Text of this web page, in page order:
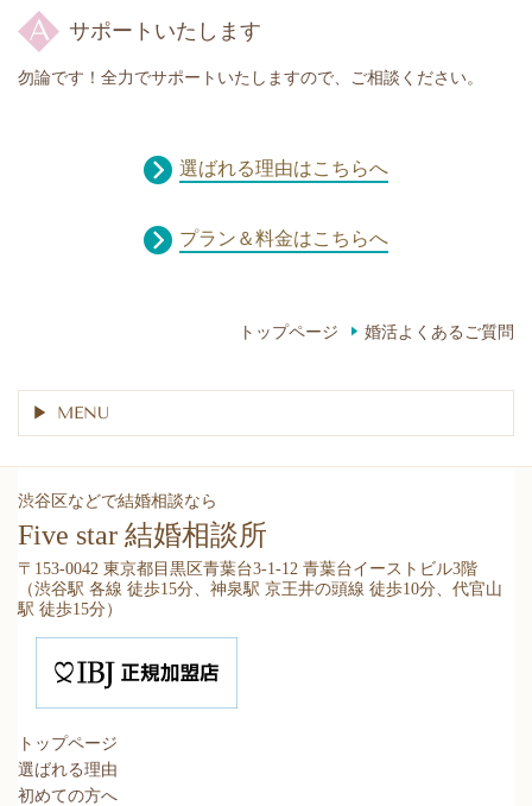
サポートいたします
勿論です！全力でサポートいたしますので、ご相談ください。
選ばれる理由はこちらへ
プラン＆料金はこちらへ
トップページ 婚活よくあるご質問
MENU
渋谷区などで結婚相談なら
Five star 結婚相談所
〒153-0042 東京都目黒区青葉台3-1-12 青葉台イーストビル3階
（渋谷駅 各線 徒歩15分、神泉駅 京王井の頭線 徒歩10分、代官山
駅 徒歩15分）
トップページ
選ばれる理由
初めての方へ